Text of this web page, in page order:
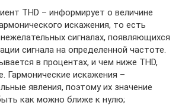
THD – информирует о величине
искажения, то есть
сигналах, появляющихся
сигнала на определенной частоте.
в процентах, и чем ниже THD,
Гармонические искажения –
явления, поэтому их значение
как можно ближе к нулю;